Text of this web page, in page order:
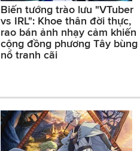
Biến tướng trào lưu "VTuber
vs IRL": Khoe thân đời thực,
rao bán ảnh nhạy cảm khiến
cộng đồng phương Tây bùng
nổ tranh cãi